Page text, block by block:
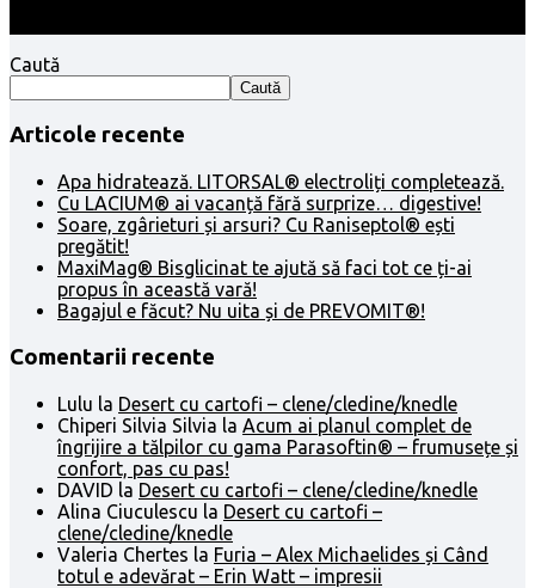
Caută
Caută
Articole recente
Apa hidratează. LITORSAL® electroliți completează.
Cu LACIUM® ai vacanță fără surprize… digestive!
Soare, zgârieturi și arsuri? Cu Raniseptol® ești
pregătit!
MaxiMag® Bisglicinat te ajută să faci tot ce ți-ai
propus în această vară!
Bagajul e făcut? Nu uita și de PREVOMIT®!
Comentarii recente
Lulu la Desert cu cartofi – clene/cledine/knedle
Chiperi Silvia Silvia la Acum ai planul complet de
îngrijire a tălpilor cu gama Parasoftin® – frumusețe și
confort, pas cu pas!
DAVID la Desert cu cartofi – clene/cledine/knedle
Alina Ciuculescu la Desert cu cartofi –
clene/cledine/knedle
Valeria Chertes la Furia – Alex Michaelides și Când
totul e adevărat – Erin Watt – impresii